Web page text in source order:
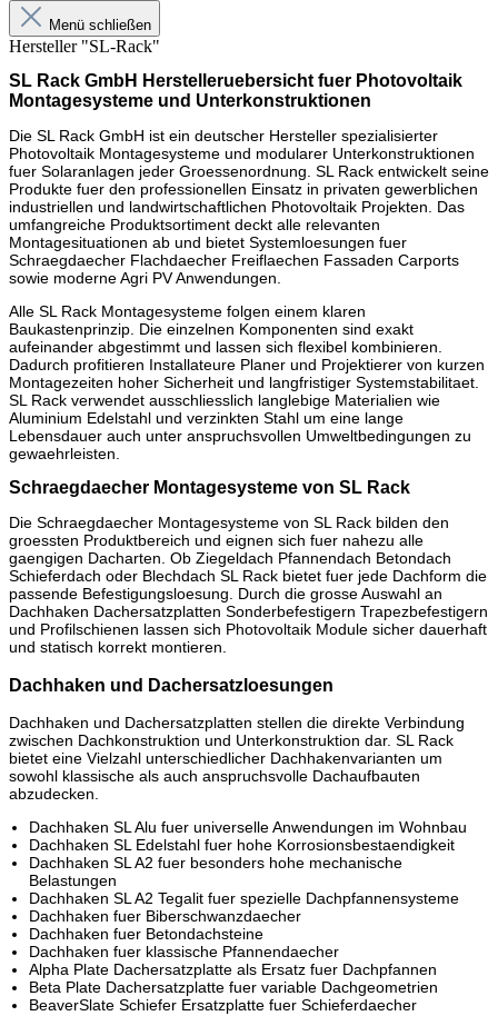
Menü schließen
Hersteller "SL-Rack"
SL Rack GmbH Herstelleruebersicht fuer Photovoltaik
Montagesysteme und Unterkonstruktionen
Die SL Rack GmbH ist ein deutscher Hersteller spezialisierter
Photovoltaik Montagesysteme und modularer Unterkonstruktionen
fuer Solaranlagen jeder Groessenordnung. SL Rack entwickelt seine
Produkte fuer den professionellen Einsatz in privaten gewerblichen
industriellen und landwirtschaftlichen Photovoltaik Projekten. Das
umfangreiche Produktsortiment deckt alle relevanten
Montagesituationen ab und bietet Systemloesungen fuer
Schraegdaecher Flachdaecher Freiflaechen Fassaden Carports
sowie moderne Agri PV Anwendungen.
Alle SL Rack Montagesysteme folgen einem klaren
Baukastenprinzip. Die einzelnen Komponenten sind exakt
aufeinander abgestimmt und lassen sich flexibel kombinieren.
Dadurch profitieren Installateure Planer und Projektierer von kurzen
Montagezeiten hoher Sicherheit und langfristiger Systemstabilitaet.
SL Rack verwendet ausschliesslich langlebige Materialien wie
Aluminium Edelstahl und verzinkten Stahl um eine lange
Lebensdauer auch unter anspruchsvollen Umweltbedingungen zu
gewaehrleisten.
Schraegdaecher Montagesysteme von SL Rack
Die Schraegdaecher Montagesysteme von SL Rack bilden den
groessten Produktbereich und eignen sich fuer nahezu alle
gaengigen Dacharten. Ob Ziegeldach Pfannendach Betondach
Schieferdach oder Blechdach SL Rack bietet fuer jede Dachform die
passende Befestigungsloesung. Durch die grosse Auswahl an
Dachhaken Dachersatzplatten Sonderbefestigern Trapezbefestigern
und Profilschienen lassen sich Photovoltaik Module sicher dauerhaft
und statisch korrekt montieren.
Dachhaken und Dachersatzloesungen
Dachhaken und Dachersatzplatten stellen die direkte Verbindung
zwischen Dachkonstruktion und Unterkonstruktion dar. SL Rack
bietet eine Vielzahl unterschiedlicher Dachhakenvarianten um
sowohl klassische als auch anspruchsvolle Dachaufbauten
abzudecken.
Dachhaken SL Alu fuer universelle Anwendungen im Wohnbau
Dachhaken SL Edelstahl fuer hohe Korrosionsbestaendigkeit
Dachhaken SL A2 fuer besonders hohe mechanische
Belastungen
Dachhaken SL A2 Tegalit fuer spezielle Dachpfannensysteme
Dachhaken fuer Biberschwanzdaecher
Dachhaken fuer Betondachsteine
Dachhaken fuer klassische Pfannendaecher
Alpha Plate Dachersatzplatte als Ersatz fuer Dachpfannen
Beta Plate Dachersatzplatte fuer variable Dachgeometrien
BeaverSlate Schiefer Ersatzplatte fuer Schieferdaecher